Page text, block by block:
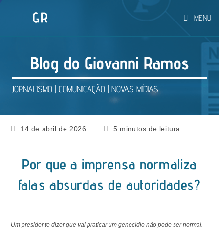
MENU
Blog do Giovanni Ramos
JORNALISMO | COMUNICAÇÃO | NOVAS MÍDIAS
Post14 de abril de 2026
Tempo
5 minutos de leitura
Por que a imprensa normaliza
falas absurdas de autoridades?
Um presidente dizer que vai praticar um genocídio não pode ser normal.